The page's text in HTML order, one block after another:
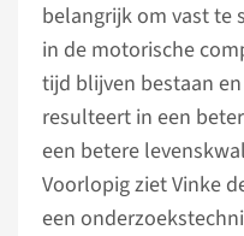
belangrijk om vast te
in de motorische
tijd blijven bestaan
resulteert in een
een betere
Voorlopig ziet Vinke
een